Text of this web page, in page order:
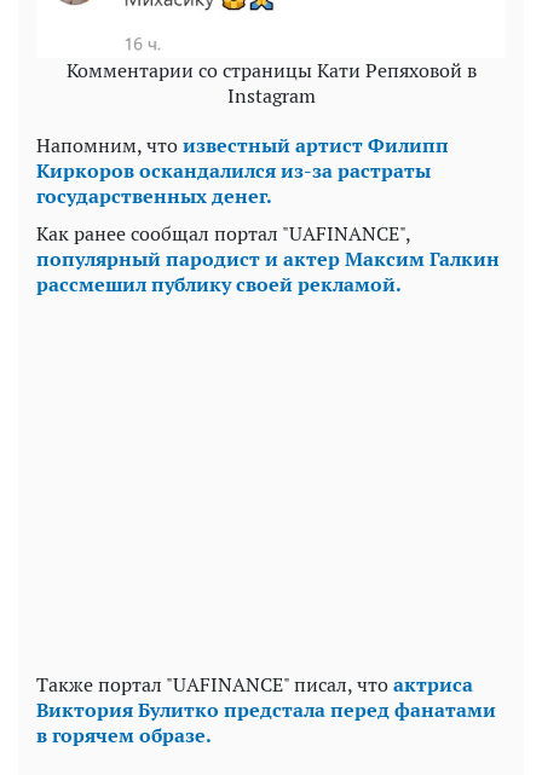
Комментарии со страницы Кати Репяховой в
Instagram
Напомним, чтоизвестный артист Филипп
Киркоров оскандалился из-за растраты
государственных денег.
Как ранее сообщал портал "UAFINANCE",
популярный пародист и актер Максим Галкин
рассмешил публику своей рекламой.
Также портал "UAFINANCE" писал, чтоактриса
Виктория Булитко предстала перед фанатами
в горячем образе.